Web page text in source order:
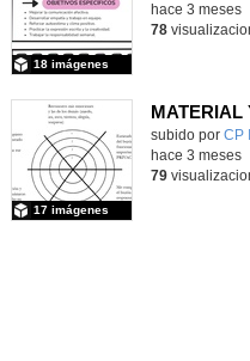
18 imágenes
hace 3 meses
78
MATERIAL
Contenido
subido por CP
17 imágenes
hace 3 meses
79